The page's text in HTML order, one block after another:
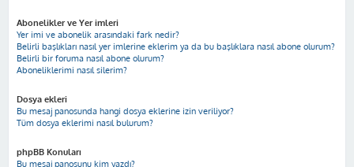
Abonelikler ve Yer imleri
Yer imi ve abonelik arasındaki fark nedir?
Belirli başlıkları nasıl yer imlerine eklerim ya da bu başlıklara nasıl abone olurum?
Belirli bir foruma nasıl abone olurum?
Aboneliklerimi nasıl silerim?
Dosya ekleri
Bu mesaj panosunda hangi dosya eklerine izin veriliyor?
Tüm dosya eklerimi nasıl bulurum?
phpBB Konuları
Bu mesaj panosunu kim yazdı?